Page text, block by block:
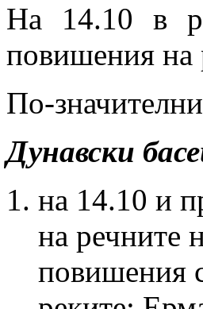
На 14.10 в
повишения на
По-
Дунавски
на 14.10 и
на речните
повишения